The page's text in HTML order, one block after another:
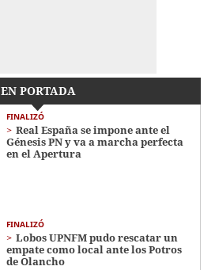
EN PORTADA
FINALIZÓ
Real España se impone ante el
Génesis PN y va a marcha perfecta
en el Apertura
FINALIZÓ
Lobos UPNFM pudo rescatar un
empate como local ante los Potros
de Olancho